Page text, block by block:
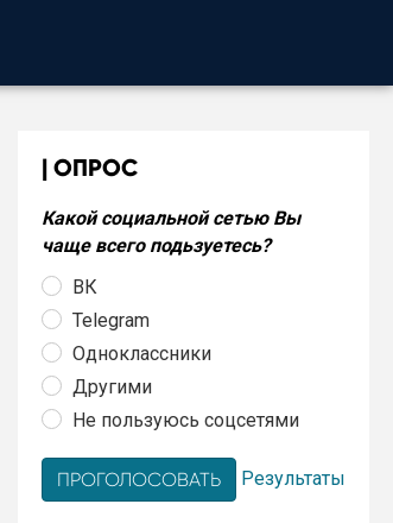
ОПРОС
Какой социальной сетью Вы
чаще всего подьзуетесь?
ВК
Telegram
Одноклассники
Другими
Не пользуюсь соцсетями
Результаты